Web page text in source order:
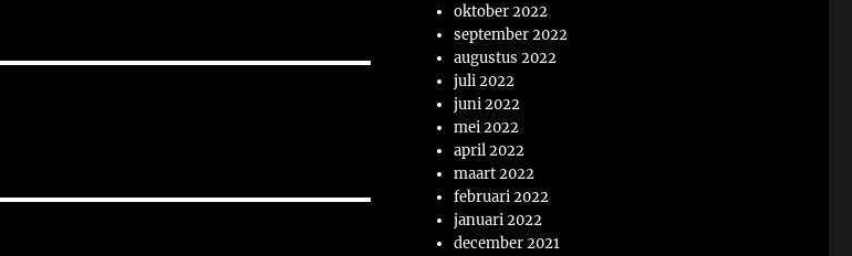
oktober 2022
september 2022
augustus 2022
juli 2022
juni 2022
mei 2022
april 2022
maart 2022
februari 2022
januari 2022
december 2021